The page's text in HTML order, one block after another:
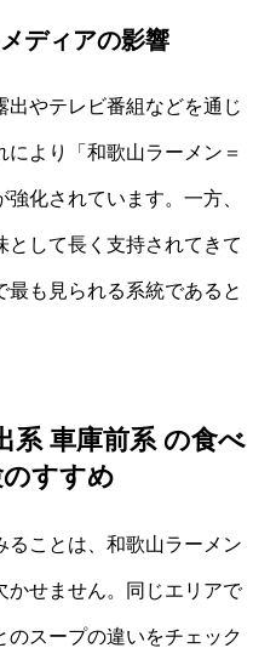
ディアの影響
やテレビ番組などを通じ
より「和歌山ラーメン＝
化されています。一方、
して長く支持されてきて
も見られる系統であると
系 車庫前系 の食べ
すすめ
ることは、和歌山ラーメン
かせません。同じエリアで
スープの違いをチェック